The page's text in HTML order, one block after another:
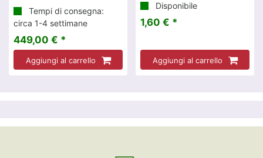
Tempi di consegna:
circa 1-4 settimane
449,00 € *
Aggiungi al carrello
Disponibile
1,60 € *
Aggiungi al carrello